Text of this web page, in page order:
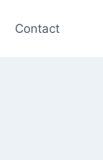
Contact